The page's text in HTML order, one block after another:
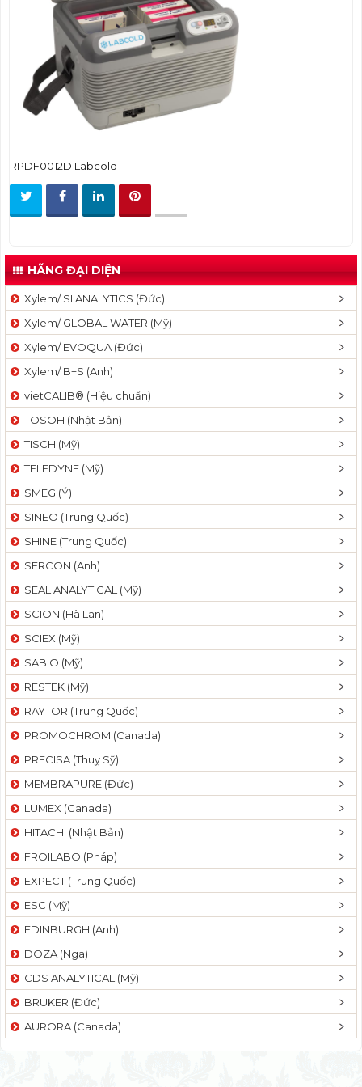
RPDF0012D Labcold
HÃNG ĐẠI DIỆN
Xylem/ SI ANALYTICS (Đức)
Xylem/ GLOBAL WATER (Mỹ)
Xylem/ EVOQUA (Đức)
Xylem/ B+S (Anh)
vietCALIB® (Hiệu chuẩn)
TOSOH (Nhật Bản)
TISCH (Mỹ)
TELEDYNE (Mỹ)
SMEG (Ý)
SINEO (Trung Quốc)
SHINE (Trung Quốc)
SERCON (Anh)
SEAL ANALYTICAL (Mỹ)
SCION (Hà Lan)
SCIEX (Mỹ)
SABIO (Mỹ)
RESTEK (Mỹ)
RAYTOR (Trung Quốc)
PROMOCHROM (Canada)
PRECISA (Thuỵ Sỹ)
MEMBRAPURE (Đức)
LUMEX (Canada)
HITACHI (Nhật Bản)
FROILABO (Pháp)
EXPECT (Trung Quốc)
ESC (Mỹ)
EDINBURGH (Anh)
DOZA (Nga)
CDS ANALYTICAL (Mỹ)
BRUKER (Đức)
AURORA (Canada)